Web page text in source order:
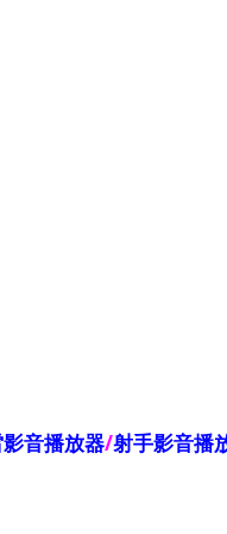
音播放器/射手影音播